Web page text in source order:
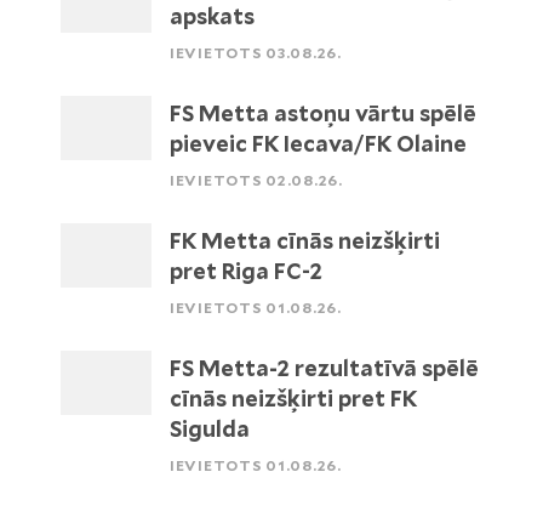
apskats
IEVIETOTS 03.08.26.
FS Metta astoņu vārtu spēlē
pieveic FK Iecava/FK Olaine
IEVIETOTS 02.08.26.
FK Metta cīnās neizšķirti
pret Riga FC-2
IEVIETOTS 01.08.26.
FS Metta-2 rezultatīvā spēlē
cīnās neizšķirti pret FK
Sigulda
IEVIETOTS 01.08.26.